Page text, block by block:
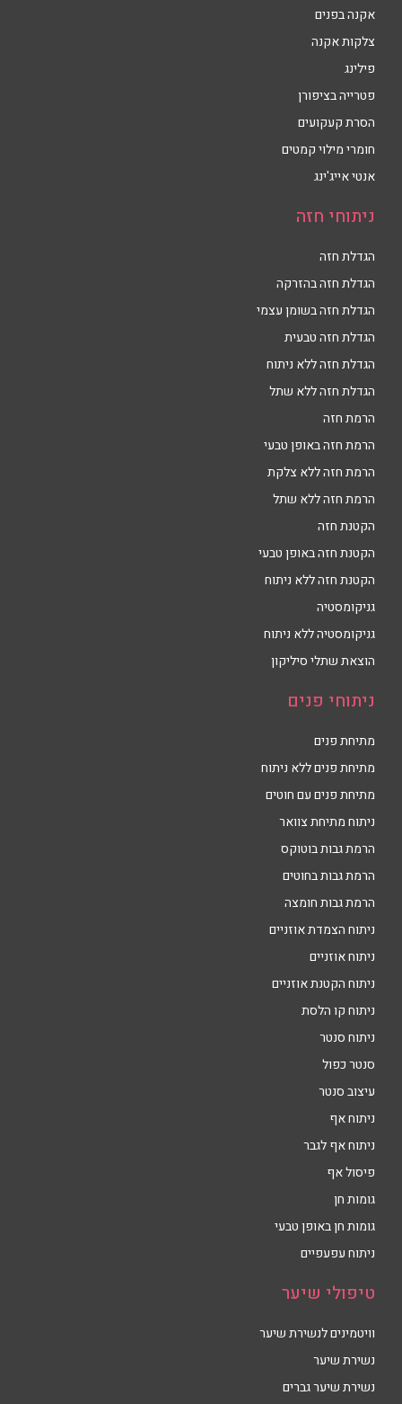
אקנה בפנים
צלקות אקנה
פילינג
פטרייה בציפורן
הסרת קעקועים
חומרי מילוי קמטים
אנטי אייג'ינג
ניתוחי חזה
הגדלת חזה
הגדלת חזה בהזרקה
הגדלת חזה בשומן עצמי
הגדלת חזה טבעית
הגדלת חזה ללא ניתוח
הגדלת חזה ללא שתל
הרמת חזה
הרמת חזה באופן טבעי
הרמת חזה ללא צלקת
הרמת חזה ללא שתל
הקטנת חזה
הקטנת חזה באופן טבעי
הקטנת חזה ללא ניתוח
גניקומסטיה
גניקומסטיה ללא ניתוח
הוצאת שתלי סיליקון
ניתוחי פנים
מתיחת פנים
מתיחת פנים ללא ניתוח
מתיחת פנים עם חוטים
ניתוח מתיחת צוואר
הרמת גבות בוטוקס
הרמת גבות בחוטים
הרמת גבות חומצה
ניתוח הצמדת אוזניים
ניתוח אוזניים
ניתוח הקטנת אוזניים
ניתוח קו הלסת
ניתוח סנטר
סנטר כפול
עיצוב סנטר
ניתוח אף
ניתוח אף לגבר
פיסול אף
גומות חן
גומות חן באופן טבעי
ניתוח עפעפיים
טיפולי שיער
וויטמינים לנשירת שיער
נשירת שיער
נשירת שיער גברים